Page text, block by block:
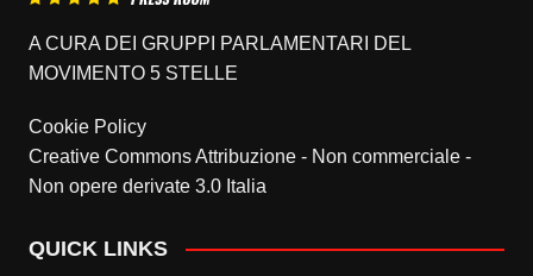
A CURA DEI GRUPPI PARLAMENTARI DEL
MOVIMENTO 5 STELLE
Cookie Policy
Creative Commons Attribuzione - Non commerciale -
Non opere derivate 3.0 Italia
QUICK LINKS